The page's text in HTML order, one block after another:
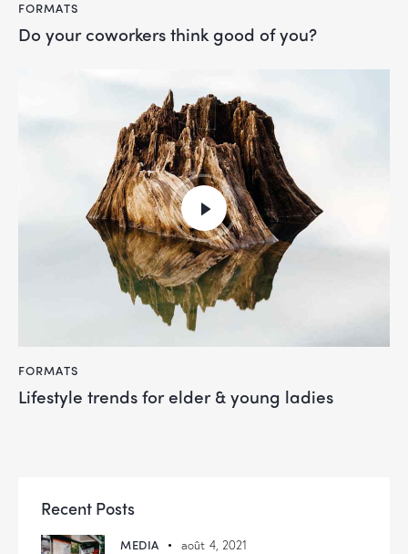
FORMATS
Do your coworkers think good of you?
FORMATS
Lifestyle trends for elder & young ladies
Recent Posts
MEDIA août 4, 2021